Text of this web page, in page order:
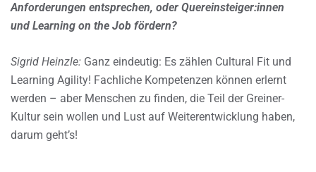
Anforderungen entsprechen, oder Quereinsteiger:innen
und Learning on the Job fördern?
Sigrid Heinzle: Ganz eindeutig: Es zählen Cultural Fit und
Learning Agility! Fachliche Kompetenzen können erlernt
werden – aber Menschen zu finden, die Teil der Greiner-
Kultur sein wollen und Lust auf Weiterentwicklung haben,
darum geht’s!